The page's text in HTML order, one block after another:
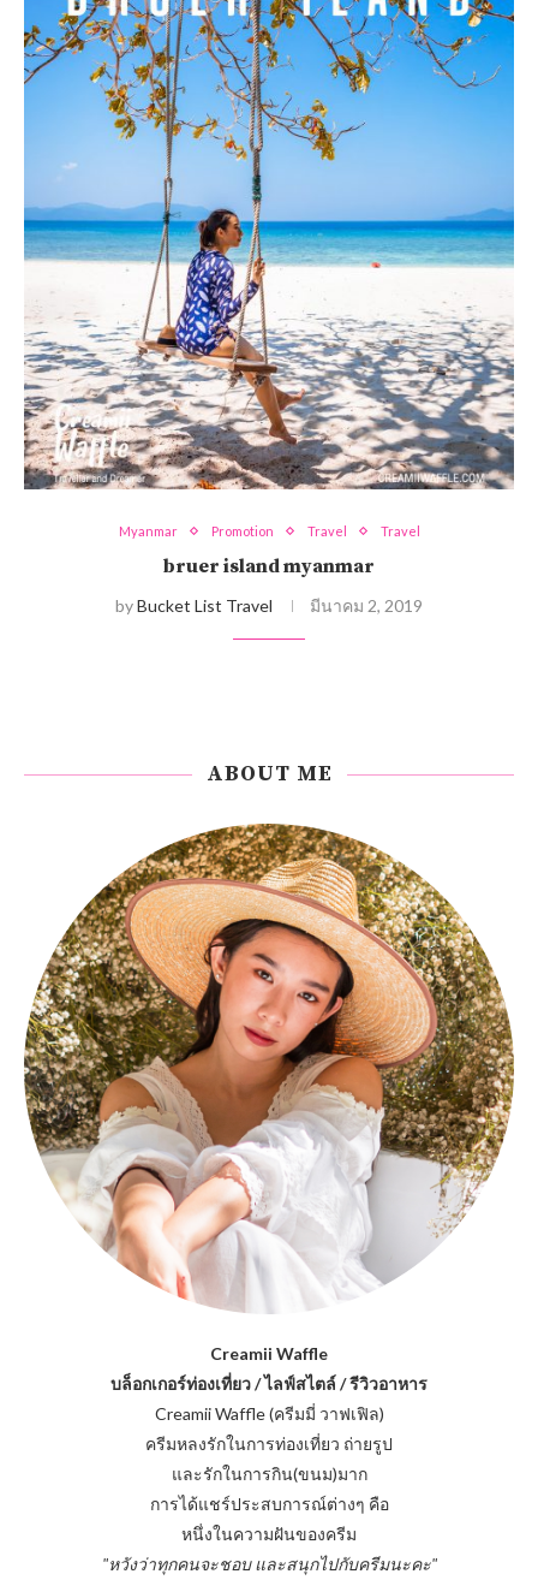
Myanmar Promotion Travel Travel
bruer island myanmar
byBucket List Travel มีนาคม 2, 2019
ABOUT ME
Creamii Waffle
บล็อกเกอร์ท่องเที่ยว / ไลฟ์สไตล์ / รีวิวอาหาร
Creamii Waffle (ครีมมี่ วาฟเฟิล)
ครีมหลงรักในการท่องเที่ยว ถ่ายรูป
และรักในการกิน(ขนม)มาก
การได้แชร์ประสบการณ์ต่างๆ คือ
หนึ่งในความฝันของครีม
"หวังว่าทุกคนจะชอบ และสนุกไปกับครีมนะคะ"